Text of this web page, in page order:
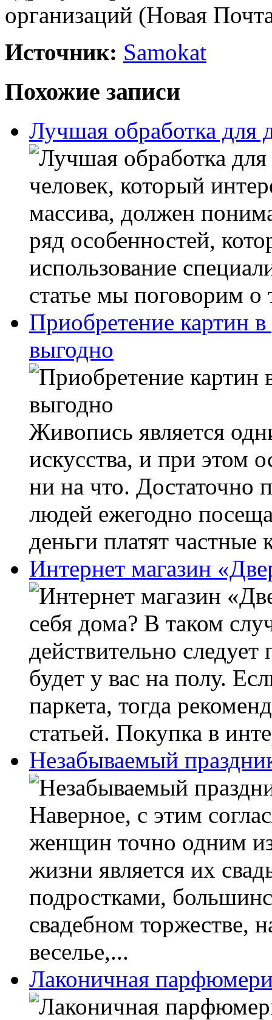
организаций (Новая
Источник: Samokat
Похожие записи
Лучшая обработка для
человек, который
массива, должен
ряд особенностей,
использование
статье мы поговорим о
Приобретение картин
выгодно
Живопись является
искусства, и при этом
ни на что. Достаточно
людей ежегодно
деньги платят частные
Интернет магазин
себя дома? В таком
действительно следует
будет у вас на полу.
паркета, тогда
статьей. Покупка в
Незабываемый
Наверное, с этим
женщин точно одним
жизни является их
подростками,
свадебном торжестве,
веселье,...
Лаконичная